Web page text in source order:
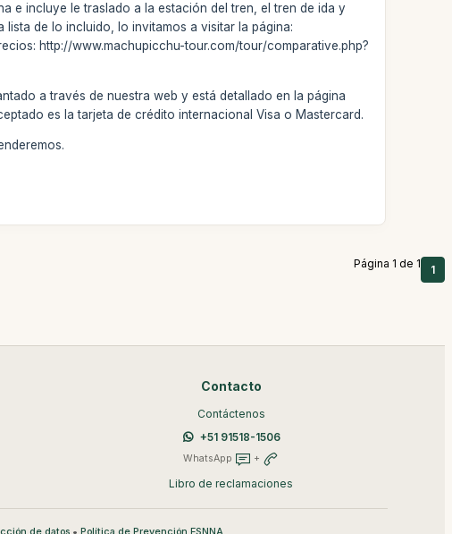
e incluye le traslado a la estación del tren, el tren de ida y
de lo incluido, lo invitamos a visitar la página:
http://www.machupicchu-tour.com/tour/comparative.php?
a través de nuestra web y está detallado en la página
es la tarjeta de crédito internacional Visa o Mastercard.
Página 1 de 1 1
Contacto
Contáctenos
+51 91518-1506
WhatsApp +
Libro de reclamaciones
•